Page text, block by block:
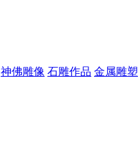
神佛雕像 石雕作品 金属雕塑